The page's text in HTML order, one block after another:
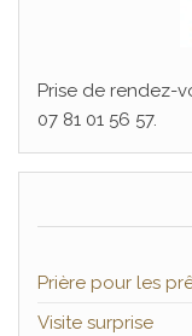
Prise de rendez-
07 81 01 56 57.
Prière pour les
Visite surprise